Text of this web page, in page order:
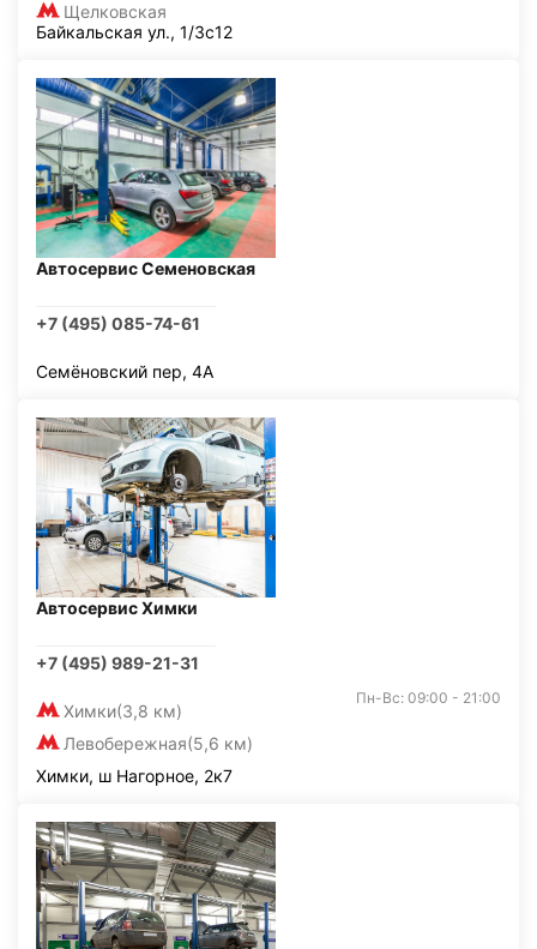
Щелковская
Байкальская ул., 1/3с12
Автосервис Семеновская
+7 (495) 085-74-61
Семёновский пер, 4А
Автосервис Химки
+7 (495) 989-21-31
Химки(3,8 км)
Левобережная(5,6 км)
Пн-Вс: 09:00 - 21:00
Химки, ш Нагорное, 2к7